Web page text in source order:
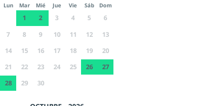
Lun Mar Mié Jue Vie Sáb Dom
1 2 3 4 5
6
7
8 9 10 11 12
13
14
15 16 17 18 19
20
21
22 23 24 25 26
27
28
29 30